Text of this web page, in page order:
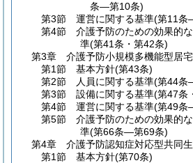
条―第10条)
第3節
運営に関する基準(第11条
第4節
介護予防のための効果的
準(第41条・第42条)
第3章
介護予防小規模多機能型居
第1節
基本方針(第43条)
第2節
人員に関する基準(第44条
第3節
設備に関する基準(第47条
第4節
運営に関する基準(第49条
第5節
介護予防のための効果的
準(第66条―第69条)
第4章
介護予防認知症対応型共同
第1節
基本方針(第70条)